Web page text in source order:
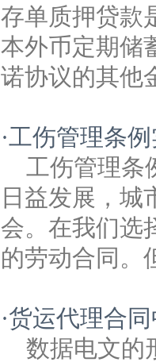
存单质押贷款
本外币定期储
诺协议的其他
·工伤管理条
工伤管理条
日益发展，城
会。在我们选
的劳动合同。
·货运代理合
数据电文的